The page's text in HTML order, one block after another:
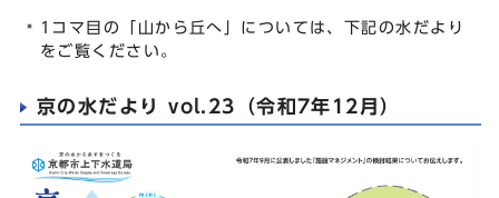
1コマ目の「山から丘へ」については、下記の水だより
をご覧ください。
京の水だより vol.23（令和7年12月）